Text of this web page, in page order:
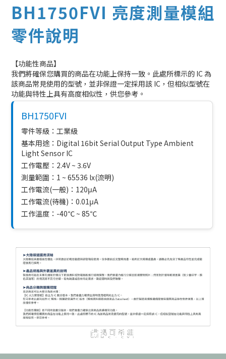
BH1750FVI 亮度測量模組
零件說明
【功能性商品】
我們將確保您購買的商品在功能上保持一致。此處所標示的 IC 為
該商品常見使用的型號，並非保證一定採用該 IC，但相似型號在
功能與特性上具有高度相似性，供您參考。
BH1750FVI
零件等級：工業級
基本用途：Digital 16bit Serial Output Type Ambient
Light Sensor IC
工作電壓：2.4V ~ 3.6V
測量範圍：1 ~ 65536 lx(流明)
工作電流(一般)：120μA
工作電流(待機)：0.01μA
工作溫度：-40℃ ~ 85℃